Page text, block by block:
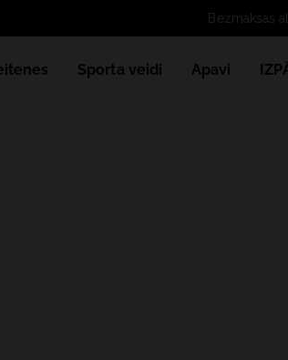
Sporta veidi Apavi